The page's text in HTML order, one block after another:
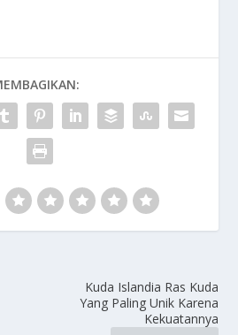
Kuda Islandia Ras Kuda
Yang Paling Unik Karena
Kekuatannya